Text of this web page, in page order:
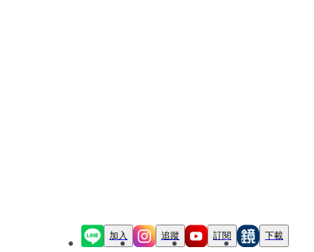
加入 追蹤 訂閱 下載